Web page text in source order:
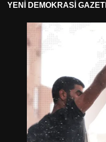
YENI DEMOKRASI